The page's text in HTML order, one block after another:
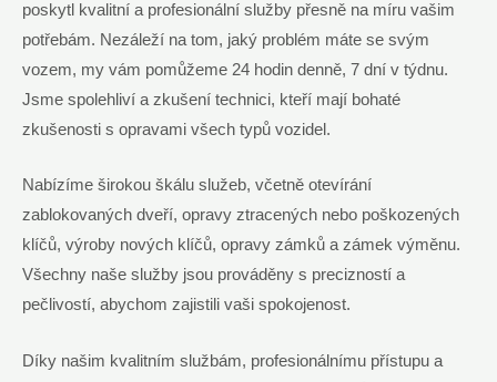
poskytl kvalitní a profesionální služby přesně na míru vašim
potřebám. Nezáleží na tom, jaký problém máte se svým
vozem, my vám pomůžeme 24 hodin denně, 7 dní v týdnu.
Jsme spolehliví a zkušení technici, kteří mají bohaté
zkušenosti s opravami všech typů vozidel.
Nabízíme širokou škálu služeb, včetně otevírání
zablokovaných dveří, opravy ztracených nebo poškozených
klíčů, výroby nových klíčů, opravy zámků a zámek výměnu.
Všechny naše služby jsou prováděny s precizností a
pečlivostí, abychom zajistili vaši spokojenost.
Díky našim kvalitním službám, profesionálnímu přístupu a